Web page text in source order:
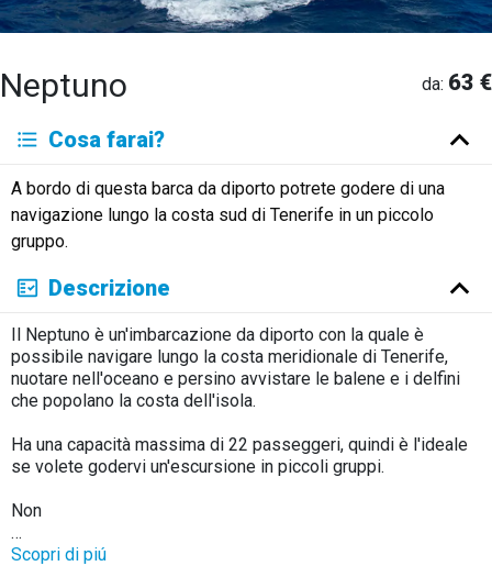
Neptuno da: 63 €
Deutsch English
Français
Italiano
Neerlandés
Русский
Cosa farai?
A bordo di questa barca da diporto potrete godere di una
navigazione lungo la costa sud di Tenerife in un piccolo
gruppo.
Descrizione
Il Neptuno è un'imbarcazione da diporto con la quale è
possibile navigare lungo la costa meridionale di Tenerife,
nuotare nell'oceano e persino avvistare le balene e i delfini
che popolano la costa dell'isola.
Ha una capacità massima di 22 passeggeri, quindi è l'ideale
se volete godervi un'escursione in piccoli gruppi.
Non
…
Scopri di piú